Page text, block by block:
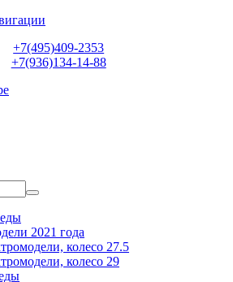
+7(495)409-2353
+7(936)134-14-88
2021 года
колесо 27.5
колесо 29